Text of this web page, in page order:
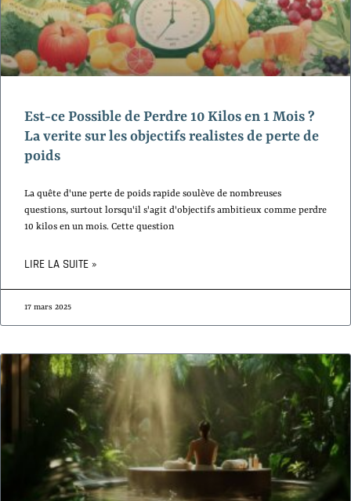
Est-ce Possible de Perdre 10 Kilos en 1 Mois ?
La verite sur les objectifs realistes de perte de
poids
La quête d'une perte de poids rapide soulève de nombreuses
questions, surtout lorsqu'il s'agit d'objectifs ambitieux comme perdre
10 kilos en un mois. Cette question
LIRE LA SUITE »
17 mars 2025